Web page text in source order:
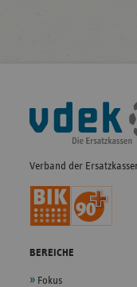
Fußleisten-
Navigation
Verband der
BEREICHE
Fokus